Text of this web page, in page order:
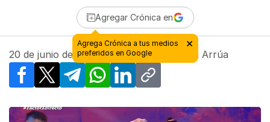
Agregar Crónica en
20 de junio de 2024 - 17:15| Por Rossana Arrúa
Facebook
X TelegramWhatsApp
LinkedInCopy link